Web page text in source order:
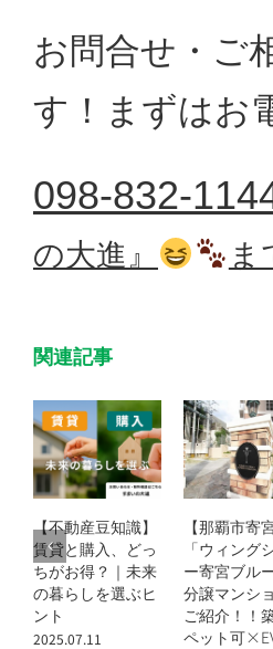
お問合せ・ご
す！まずはお
098-832-
の大進』
ま
関連記事
【那覇市寄宮】
「ウィングシャト
ー寄宮ブルーム」
分譲マンションの
ご紹介！！築浅×
ペット可×EV対
那覇大綱
つり
ブラ
ラ那覇古波
2024.10.12